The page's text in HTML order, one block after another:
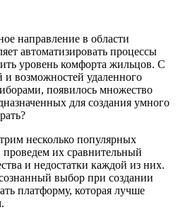
направление в области
автоматизировать процессы
уровень комфорта жильцов. С
и возможностей удаленного
появилось множество
для создания умного
несколько популярных
их сравнительный
и недостатки каждой из них.
выбор при создании
платформу, которая лучше